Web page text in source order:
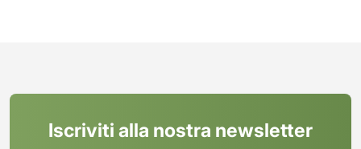
Iscriviti alla nostra newsletter